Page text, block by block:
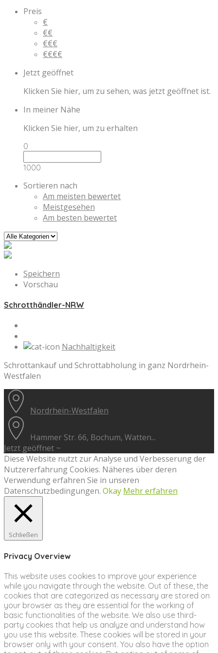
Preis
€
€€
€€€
€€€€
Jetzt geöffnet
Klicken Sie hier, um zu sehen, was jetzt geöffnet ist.
In meiner Nähe
Klicken Sie hier, um zu erhalten
0
1000
Sortieren nach
Am meisten bewertet
Meistgesehen
Am besten bewertet
Speichern
Vorschau
Schrotthändler-NRW
Nachhaltigkeit
Schrottankauf und Schrottabholung in ganz Nordrhein-
Westfalen
Nordrhein-Westfalen
Hammer Str. 66, Bochum, Watten...
Jetzt geöffnet ~
Diese Website nutzt zur Analyse und Verbesserung der
Nutzererfahrung Cookies. Näheres über deren
Verwendung erfahren Sie in unseren
Datenschutzbedingungen. Okay Mehr erfahren
Schließen
Privacy Overview
This website uses cookies to improve your experience
while you navigate through the website. Out of these, the
cookies that are categorized as necessary are stored on
your browser as they are essential for the working of
basic functionalities of the website. We also use third-
party cookies that help us analyze and understand how
you use this website. These cookies will be stored in your
browser only with your consent. You also have the option